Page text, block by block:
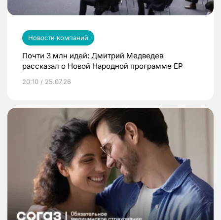
Новости компаний
Почти 3 млн идей: Дмитрий Медведев
рассказал о Новой Народной программе ЕР
20:10 / 25.07.26